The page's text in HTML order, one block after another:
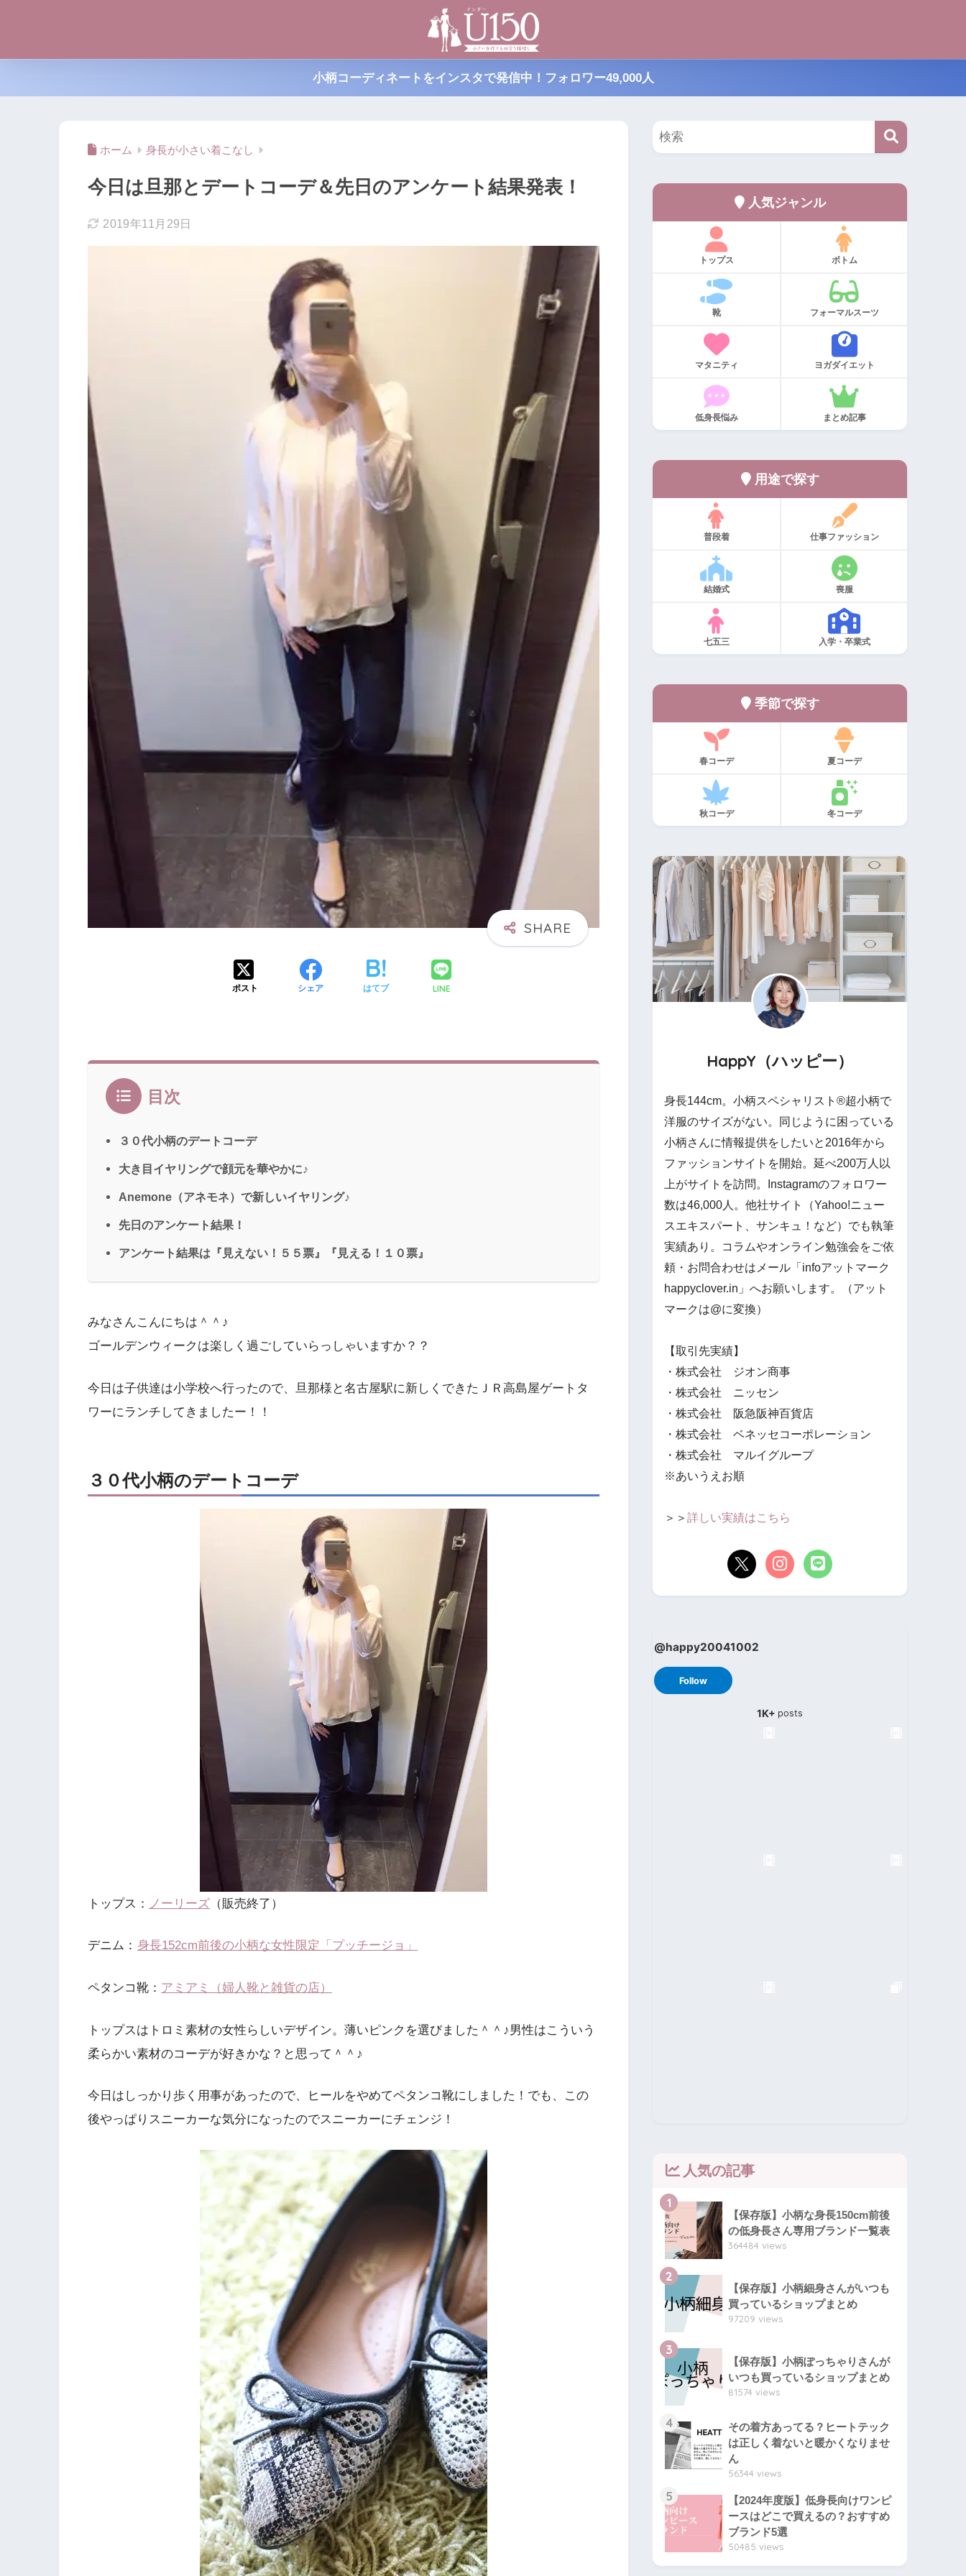
小柄コーディネートをインスタで発信中！フォロワー49,000人
ホーム 身長が小さい着こなし
今日は旦那とデートコーデ＆先日のアンケート結果発表！
2019年11月29日
ポスト シェア はてブ LINE
目次
３０代小柄のデートコーデ
大き目イヤリングで顔元を華やかに♪
Anemone（アネモネ）で新しいイヤリング♪
先日のアンケート結果！
アンケート結果は『見えない！５５票』『見える！１０票』
みなさんこんにちは＾＾♪
ゴールデンウィークは楽しく過ごしていらっしゃいますか？？
今日は子供達は小学校へ行ったので、旦那様と名古屋駅に新しくできたＪＲ高島屋ゲートタ
ワーにランチしてきましたー！！
３０代小柄のデートコーデ
トップス： ノーリーズ （販売終了）
デニム： 身長152cm前後の小柄な女性限定「プッチージョ」
ペタンコ靴： アミアミ（婦人靴と雑貨の店）
トップスはトロミ素材の女性らしいデザイン。薄いピンクを選びました＾＾♪男性はこういう
柔らかい素材のコーデが好きかな？と思って＾＾♪
今日はしっかり歩く用事があったので、ヒールをやめてペタンコ靴にしました！でも、この
後やっぱりスニーカーな気分になったのでスニーカーにチェンジ！
人気ジャンル
トップス ボトム
靴 フォーマルスーツ
マタニティ ヨガダイエット
低身長悩み まとめ記事
用途で探す
普段着 仕事ファッション
結婚式 喪服
七五三 入学・卒業式
季節で探す
春コーデ 夏コーデ
秋コーデ 冬コーデ
HappY（ハッピー）
身長144cm。小柄スペシャリスト®︎超小柄で
洋服のサイズがない。同じように困っている
小柄さんに情報提供をしたいと2016年から
ファッションサイトを開始。延べ200万人以
上がサイトを訪問。Instagramのフォロワー
数は46,000人。他社サイト（Yahoo!ニュー
スエキスパート、サンキュ！など）でも執筆
実績あり。コラムやオンライン勉強会をご依
頼・お問合わせはメール「infoアットマーク
happyclover.in」へお願いします。（アット
マークは@に変換）
【取引先実績】
・株式会社 ジオン商事
・株式会社 ニッセン
・株式会社 阪急阪神百貨店
・株式会社 ベネッセコーポレーション
・株式会社 マルイグループ
※あいうえお順
＞＞ 詳しい実績はこちら
人気の記事
1
【保存版】小柄な身長150cm前後
の低身長さん専用ブランド一覧表
364484 views
2
【保存版】小柄細身さんがいつも
買っているショップまとめ
97209 views
3
【保存版】小柄ぽっちゃりさんが
いつも買っているショップまとめ
81574 views
4
その着方あってる？ヒートテック
は正しく着ないと暖かくなりませ
ん
56344 views
5
【2024年度版】低身長向けワンピ
ースはどこで買えるの？おすすめ
ブランド5選
50485 views